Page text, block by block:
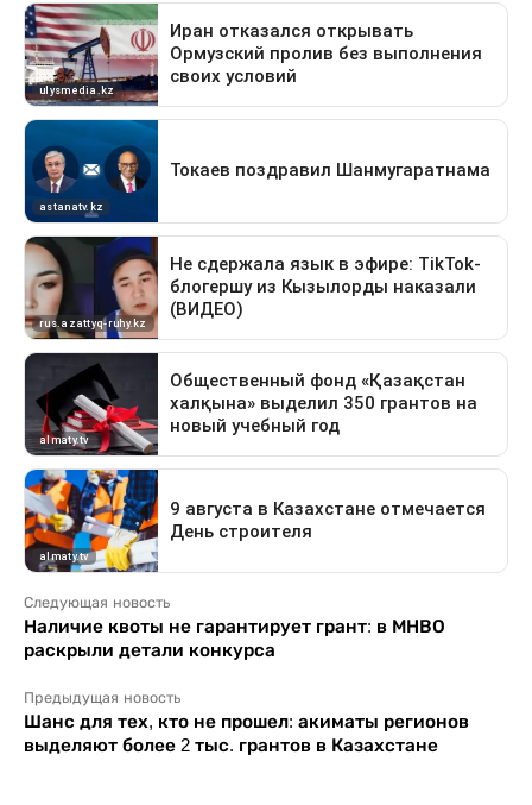
Следующая новость
Наличие квоты не гарантирует грант: в МНВО
раскрыли детали конкурса
Предыдущая новость
Шанс для тех, кто не прошел: акиматы регионов
выделяют более 2 тыс. грантов в Казахстане